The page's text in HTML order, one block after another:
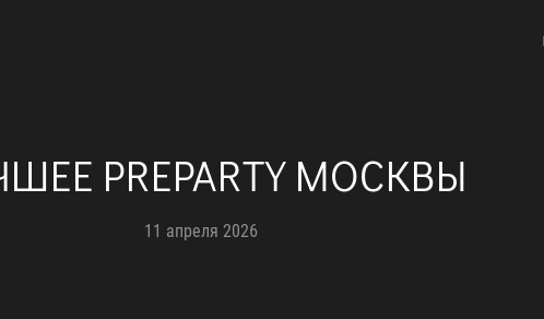
PREPARTY МОСКВЫ
11 апреля 2026